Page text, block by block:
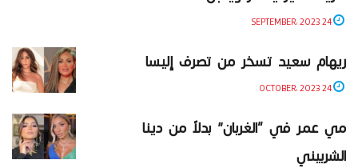
ريهام سعيد تسخر من تصرف إليسا
مي عمر في “الغربان” بدلاً من دينا
الشربيني